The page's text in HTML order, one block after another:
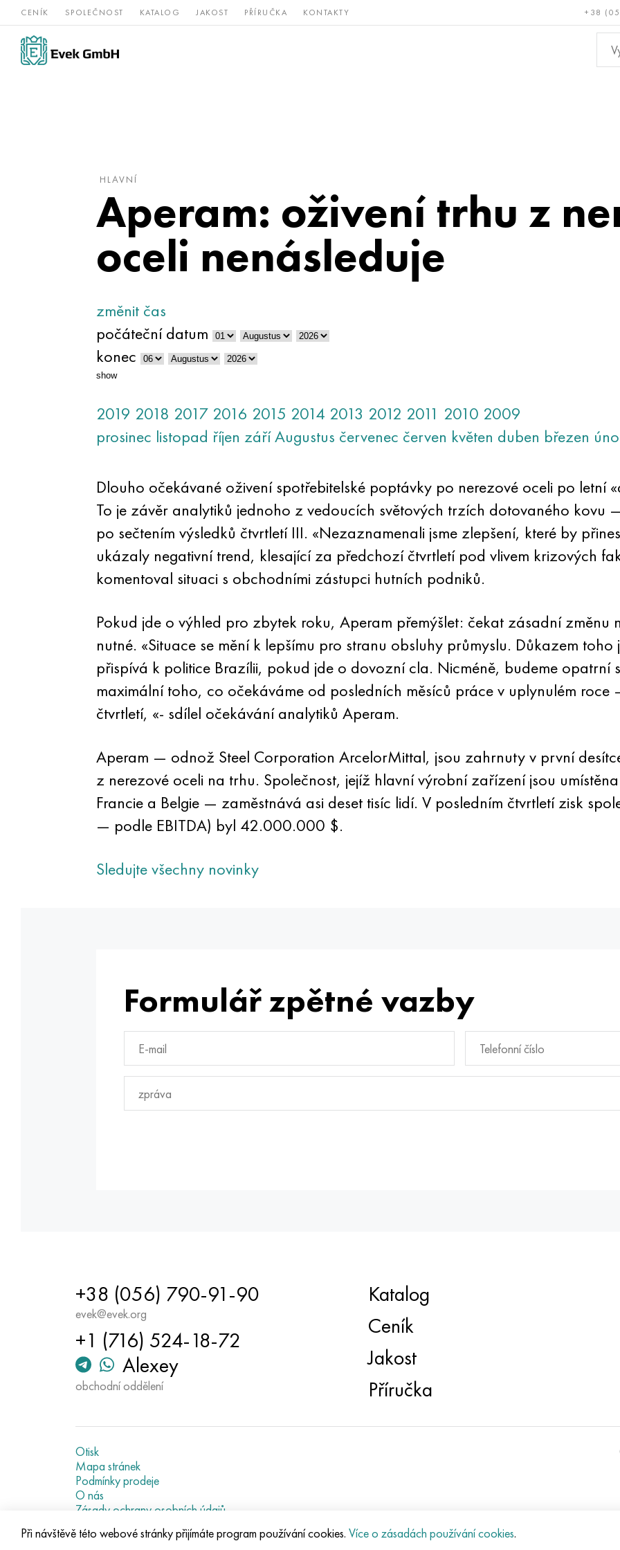
CENÍK SPOLEČNOST KATALOG JAKOST PŘÍRUČKA KONTAKTY +38
Slitiny
niklu
nerezová Vzácné a Bronz, měď,
HLAVNÍ
Aperam: oživení trhu z
oceli nenásleduje
změnit čas
počáteční datum
konec
show
2019 2018 2017 2016 2015 2014 2013 2012 2011 2010 2009
prosinec listopad říjen záříAugustus červenec červen květen duben březen
Dlouho očekávané oživení spotřebitelské poptávky po nerezové oceli po letní
To je závěr analytiků jednoho z vedoucích světových trzích dotovaného kovu
po sečtením výsledků čtvrtletí III. «Nezaznamenali jsme zlepšení, které by
ukázaly negativní trend, klesající za předchozí čtvrtletí pod vlivem krizových
komentoval situaci s obchodními zástupci hutních podniků.
Pokud jde o výhled pro zbytek roku, Aperam přemýšlet: čekat zásadní změnu
nutné. «Situace se mění k lepšímu pro stranu obsluhy průmyslu. Důkazem toho
přispívá k politice Brazílii, pokud jde o dovozní cla. Nicméně, budeme opatrní
maximální toho, co očekáváme od posledních měsíců práce v uplynulém roce
čtvrtletí, «- sdílel očekávání analytiků Aperam.
Aperam — odnož Steel Corporation ArcelorMittal, jsou zahrnuty v první
z nerezové oceli na trhu. Společnost, jejíž hlavní výrobní zařízení jsou
Francie a Belgie — zaměstnává asi deset tisíc lidí. V posledním čtvrtletí zisk
— podle EBITDA) byl 42.000.000 $.
Sledujte všechny novinky
Formulář zpětné vazby
+38 (056) 790-91-90
evek@evek.org
+1 (716) 524-18-72
Alexey
obchodní oddělení
Katalog
Ceník
Jakost
Příručka
Otisk
Mapa stránek
Podmínky prodeje
O nás
Zásady ochrany osobních údajů
Current metal prices
Při návštěvě této webové stránky přijímáte program používání cookies. Více o zásadách používání cookies.